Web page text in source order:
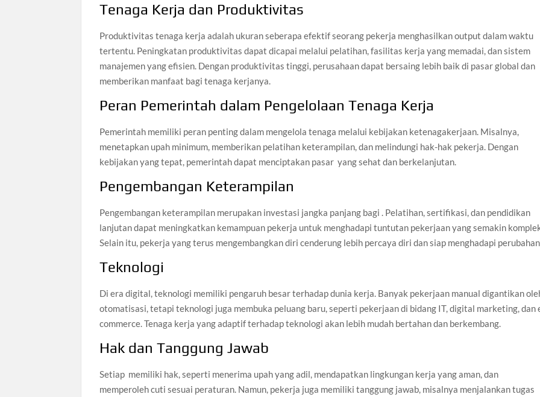
Tenaga Kerja dan Produktivitas
Produktivitas tenaga kerja adalah ukuran seberapa efektif seorang pekerja menghasilkan output dalam waktu
tertentu. Peningkatan produktivitas dapat dicapai melalui pelatihan, fasilitas kerja yang memadai, dan sistem
manajemen yang efisien. Dengan produktivitas tinggi, perusahaan dapat bersaing lebih baik di pasar global dan
memberikan manfaat bagi tenaga kerjanya.
Peran Pemerintah dalam Pengelolaan Tenaga Kerja
Pemerintah memiliki peran penting dalam mengelola tenaga melalui kebijakan ketenagakerjaan. Misalnya,
menetapkan upah minimum, memberikan pelatihan keterampilan, dan melindungi hak-hak pekerja. Dengan
kebijakan yang tepat, pemerintah dapat menciptakan pasar yang sehat dan berkelanjutan.
Pengembangan Keterampilan
Pengembangan keterampilan merupakan investasi jangka panjang bagi . Pelatihan, sertifikasi, dan pendidikan
lanjutan dapat meningkatkan kemampuan pekerja untuk menghadapi tuntutan pekerjaan yang semakin
Selain itu, pekerja yang terus mengembangkan diri cenderung lebih percaya diri dan siap menghadapi
Teknologi
Di era digital, teknologi memiliki pengaruh besar terhadap dunia kerja. Banyak pekerjaan manual digantikan
otomatisasi, tetapi teknologi juga membuka peluang baru, seperti pekerjaan di bidang IT, digital marketing, dan
commerce. Tenaga kerja yang adaptif terhadap teknologi akan lebih mudah bertahan dan berkembang.
Hak dan Tanggung Jawab
Setiap memiliki hak, seperti menerima upah yang adil, mendapatkan lingkungan kerja yang aman, dan
memperoleh cuti sesuai peraturan. Namun, pekerja juga memiliki tanggung jawab, misalnya menjalankan tugas